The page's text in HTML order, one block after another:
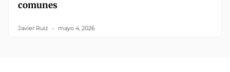
comunes
Javier Ruiz mayo 4, 2026